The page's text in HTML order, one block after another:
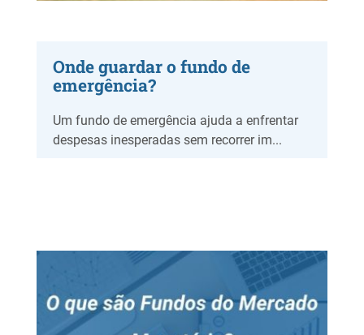
Onde guardar o fundo de
emergência?
Um fundo de emergência ajuda a enfrentar
despesas inesperadas sem recorrer im...